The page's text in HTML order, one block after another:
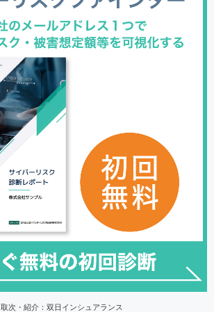
取次・紹介：双日インシュアランス